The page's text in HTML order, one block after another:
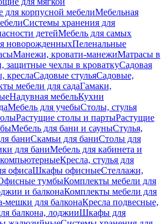
корпусной мебелиМебельная
Системы хранения для
детейМебель для самых
новорожденныхПеленальные
Манежи, кровати-манежиМатрасы в
защитные чехлы в кроваткуСадовая
креслаСадовые стульяСадовые,
мебели для садаГамаки,
Надувная мебельКухни
Мебель для учебыСтолы, стулья
Растущие столы и партыРастущие
Мебель для бани и сауныСтулья,
баниСкамьи для баниСтолы для
для баниМебель для кабинета и
Кресла, стулья для
офисаШкафы офисныеСтеллажи,
тумбыКомплекты мебели для
и балконаКомплекты мебели для
мешки для балконаКресла подвесные,
балкона, лоджииШкафы для